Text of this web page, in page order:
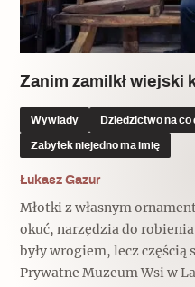
Kruchość
Wywiady
Popularne
Recenzje
Dziedzictwo na co
Jak
Ludzie
Popularne
Biskupin -
Muzea od nowa
Popularne
Polska ze smakiem
Zobacz również
Patronaty
MonumentApp
Mapa skojarzeń
Krakowskie
Zanim zamilkł wiejski
Wywiady Dziedzictwo na co
Zabytek niejedno ma imię
Łukasz Gazur
Młotki z własnym
okuć, narzędzia do
były wrogiem, lecz częścią
Prywatne Muzeum Wsi w